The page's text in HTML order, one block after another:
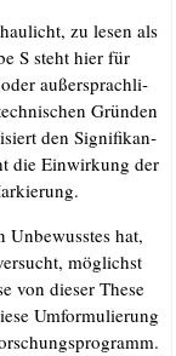
zu lesen als
S steht hier für
außer­sprach­li­
Grün­den
den Signi­fi­kan­
die Ein­wir­kung der
Unbe­wuss­tes hat,
mög­lichst
von die­ser The­se
Umfor­mu­lie­rung